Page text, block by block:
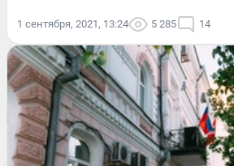
1 сентября, 2021, 13:24 5 285 14